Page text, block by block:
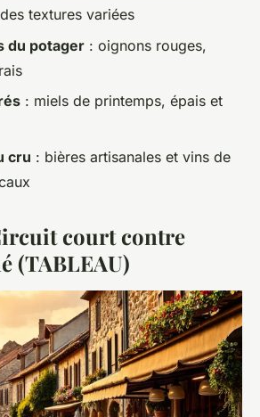
textures variées
du potager : oignons rouges,
: miels de printemps, épais et
cru : bières artisanales et vins de
court contre
(TABLEAU)